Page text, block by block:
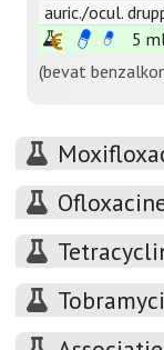
auric./ocul.
5
(bevat